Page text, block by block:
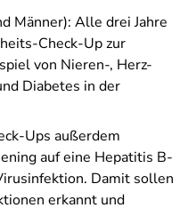
Männer): Alle drei Jahre
Check-Up zur
von Nieren-, Herz-
Diabetes in der
Ups außerdem
auf eine Hepatitis B-
Damit sollen
erkannt und